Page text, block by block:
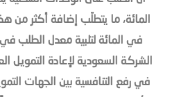
في المائة لتلبية معدل الطلب
الشركة السعودية لإعادة التمويل
في رفع التنافسية بين الجهات